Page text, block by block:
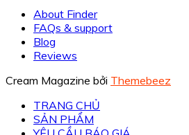
About Finder
FAQs & support
Blog
Reviews
Cream Magazine bởi Themebeez
TRANG CHỦ
SẢN PHẨM